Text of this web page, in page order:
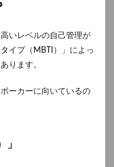
いレベルの自己管理が
イプ（MBTI）」によっ
ります。
ーカーに向いているの
」